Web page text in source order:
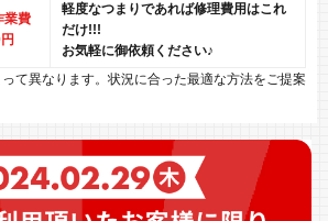
業費
軽度なつまりであれば修理費用はこれ
だけ!!!
お気軽に御依頼ください♪
て異なります。状況に合った最適な方法をご提案